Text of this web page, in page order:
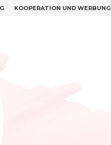
KOOPERATION UND WERBUNG